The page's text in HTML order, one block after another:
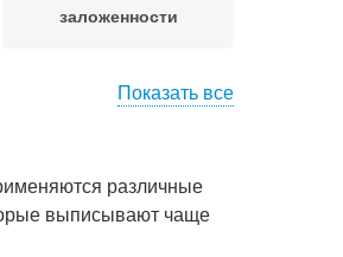
заложенности
Показать все
различные
выписывают чаще